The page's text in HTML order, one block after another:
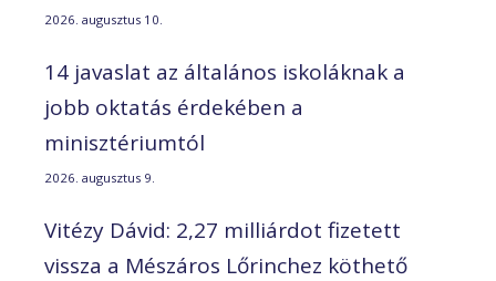
2026. augusztus 10.
14 javaslat az általános iskoláknak a
jobb oktatás érdekében a
minisztériumtól
2026. augusztus 9.
Vitézy Dávid: 2,27 milliárdot fizetett
vissza a Mészáros Lőrinchez köthető